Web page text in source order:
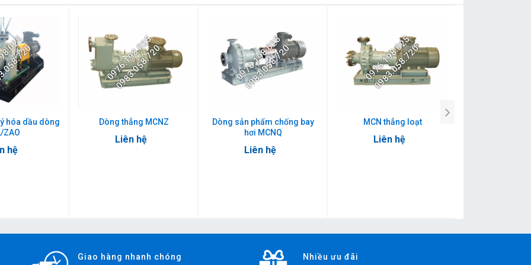
hóa dầu dòng
ZAO
hệ
0976.198.025
0983.058.720
Dòng thẳng MCNZ
Liên hệ
0976.198.025
0983.058.720
Dòng sản phẩm chống bay
hơi MCNQ
Liên hệ
0976.198.025
0983.058.720
MCN thẳng loạt
Liên hệ
Giao hàng nhanh chóng Nhiều ưu đãi